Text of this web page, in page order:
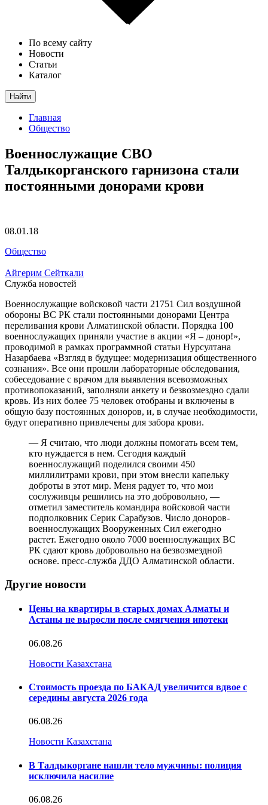
По всему сайту
Новости
Статьи
Каталог
Найти
Главная
Общество
Военнослужащие СВО
Талдыкорганского гарнизона стали
постоянными донорами крови
08.01.18
Общество
Айгерим Сейткали
Служба новостей
Военнослужащие войсковой части 21751 Сил воздушной
обороны ВС РК стали постоянными донорами Центра
переливания крови Алматинской области. Порядка 100
военнослужащих приняли участие в акции «Я – донор!»,
проводимой в рамках программной статьи Нурсултана
Назарбаева «Взгляд в будущее: модернизация общественного
сознания». Все они прошли лабораторные обследования,
собеседование с врачом для выявления всевозможных
противопоказаний, заполняли анкету и безвозмездно сдали
кровь. Из них более 75 человек отобраны и включены в
общую базу постоянных доноров, и, в случае необходимости,
будут оперативно привлечены для забора крови.
— Я считаю, что люди должны помогать всем тем,
кто нуждается в нем. Сегодня каждый
военнослужащий поделился своими 450
миллилитрами крови, при этом внесли капельку
доброты в этот мир. Меня радует то, что мои
сослуживцы решились на это добровольно, —
отметил заместитель командира войсковой части
подполковник Серик Сарабузов. Число доноров-
военнослужащих Вооруженных Сил ежегодно
растет. Ежегодно около 7000 военнослужащих ВС
РК сдают кровь добровольно на безвозмездной
основе. пресс-служба ДДО Алматинской области.
Другие новости
Цены на квартиры в старых домах Алматы и
Астаны не выросли после смягчения ипотеки
06.08.26
Новости Казахстана
Стоимость проезда по БАКАД увеличится вдвое с
середины августа 2026 года
06.08.26
Новости Казахстана
В Талдыкоргане нашли тело мужчины: полиция
исключила насилие
06.08.26